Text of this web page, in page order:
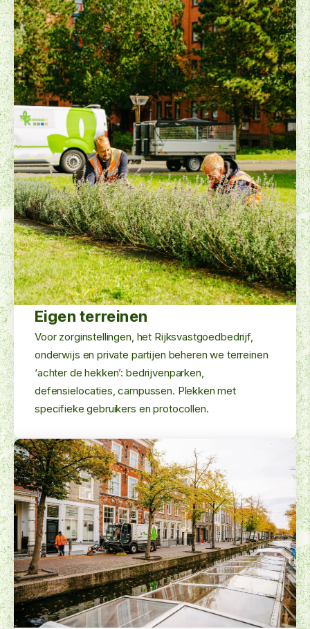
Eigen terreinen
Voor zorginstellingen, het Rijksvastgoedbedrijf,
onderwijs en private partijen beheren we terreinen
‘achter de hekken’: bedrijvenparken,
defensielocaties, campussen. Plekken met
specifieke gebruikers en protocollen.